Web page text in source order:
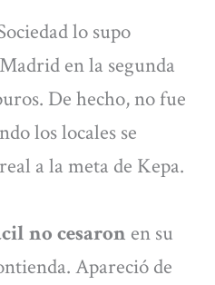
lo supo
en la segunda
De hecho, no fue
los locales se
a la meta de Kepa.
no cesaron en su
Apareció de